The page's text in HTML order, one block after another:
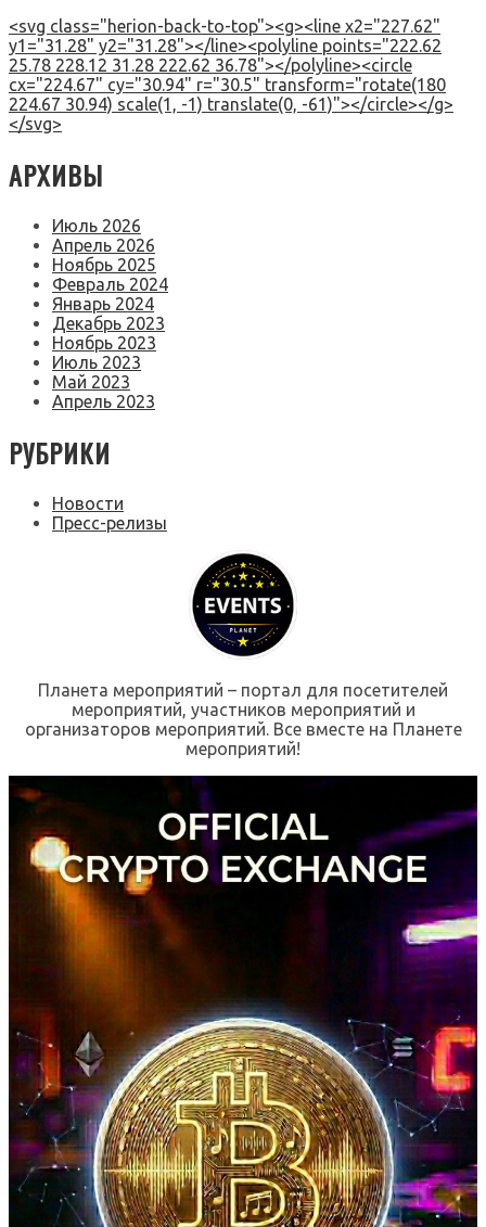
<svg class="herion-back-to-top"><g><line x2="227.62"
y1="31.28" y2="31.28"></line><polyline points="222.62
25.78 228.12 31.28 222.62 36.78"></polyline><circle
cx="224.67" cy="30.94" r="30.5" transform="rotate(180
224.67 30.94) scale(1, -1) translate(0, -61)"></circle></g>
</svg>
АРХИВЫ
Июль 2026
Апрель 2026
Ноябрь 2025
Февраль 2024
Январь 2024
Декабрь 2023
Ноябрь 2023
Июль 2023
Май 2023
Апрель 2023
РУБРИКИ
Новости
Пресс-релизы
Планета мероприятий – портал для посетителей
мероприятий, участников мероприятий и
организаторов мероприятий. Все вместе на Планете
мероприятий!